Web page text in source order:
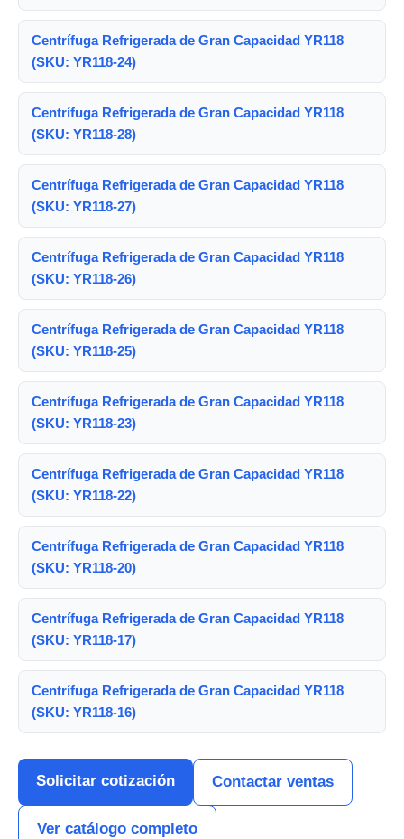
Centrífuga Refrigerada de Gran Capacidad YR118
(SKU: YR118-24)
Centrífuga Refrigerada de Gran Capacidad YR118
(SKU: YR118-28)
Centrífuga Refrigerada de Gran Capacidad YR118
(SKU: YR118-27)
Centrífuga Refrigerada de Gran Capacidad YR118
(SKU: YR118-26)
Centrífuga Refrigerada de Gran Capacidad YR118
(SKU: YR118-25)
Centrífuga Refrigerada de Gran Capacidad YR118
(SKU: YR118-23)
Centrífuga Refrigerada de Gran Capacidad YR118
(SKU: YR118-22)
Centrífuga Refrigerada de Gran Capacidad YR118
(SKU: YR118-20)
Centrífuga Refrigerada de Gran Capacidad YR118
(SKU: YR118-17)
Centrífuga Refrigerada de Gran Capacidad YR118
(SKU: YR118-16)
Solicitar cotización Contactar ventas
Ver catálogo completo